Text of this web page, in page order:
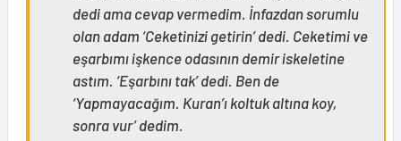
dedi ama cevap vermedim. İnfazdan sorumlu
olan adam ‘Ceketinizi getirin’ dedi. Ceketimi ve
eşarbımı işkence odasının demir iskeletine
astım. ‘Eşarbını tak’ dedi. Ben de
‘Yapmayacağım. Kuran’ı koltuk altına koy,
sonra vur’ dedim.